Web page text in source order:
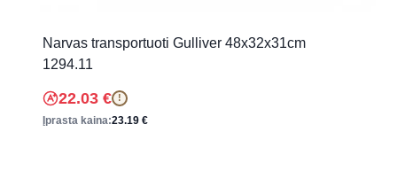
Narvas transportuoti Gulliver 48x32x31cm
1294.11
22.03 € !
Įprasta kaina:23.19 €